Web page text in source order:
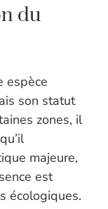
du
espèce
son statut
zones, il
majeure,
est
écologiques.